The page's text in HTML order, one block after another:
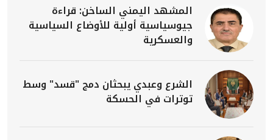
المشهد اليمني الساخن: قراءة
جيوسياسية أولية للأوضاع السياسية
والعسكرية
الشرع وعبدي يبحثان دمج "قسد" وسط
توترات في الحسكة